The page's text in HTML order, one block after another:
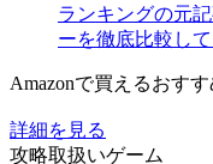
ランキングの元
ーを徹底比較し
Amazonで買えるおす
詳細を見る
攻略取扱いゲーム